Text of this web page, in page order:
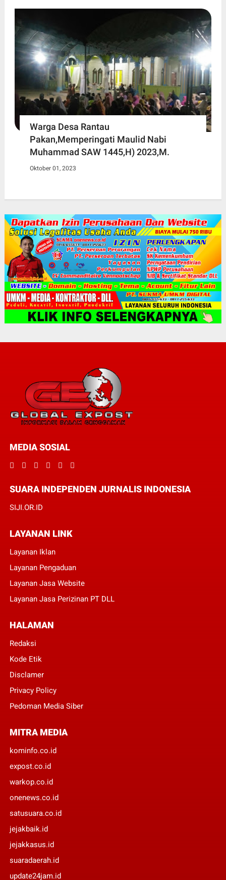
Warga Desa Rantau
Pakan,Memperingati Maulid Nabi
Muhammad SAW 1445,H) 2023,M.
Oktober 01, 2023
MEDIA SOSIAL
SUARA INDEPENDEN JURNALIS INDONESIA
SIJI.OR.ID
LAYANAN LINK
Layanan Iklan
Layanan Pengaduan
Layanan Jasa Website
Layanan Jasa Perizinan PT DLL
HALAMAN
Redaksi
Kode Etik
Disclamer
Privacy Policy
Pedoman Media Siber
MITRA MEDIA
kominfo.co.id
expost.co.id
warkop.co.id
onenews.co.id
satusuara.co.id
jejakbaik.id
jejakkasus.id
suaradaerah.id
update24jam.id